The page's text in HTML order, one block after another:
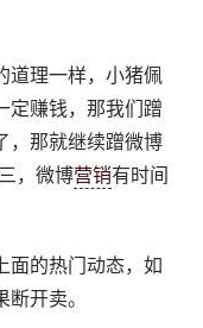
道理一样，小猪佩
定赚钱，那我们蹭
，那就继续蹭微博
，微博营销有时间
面的热门动态，如
开卖。